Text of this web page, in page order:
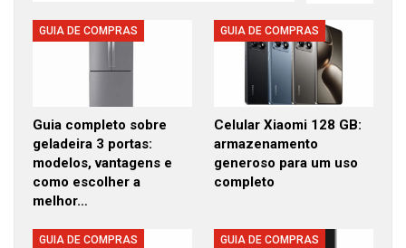
GUIA DE COMPRAS
Guia completo sobre
geladeira 3 portas:
modelos, vantagens e
como escolher a
melhor…
GUIA DE COMPRAS
Celular Xiaomi 128 GB:
armazenamento
generoso para um uso
completo
GUIA DE COMPRAS GUIA DE COMPRAS